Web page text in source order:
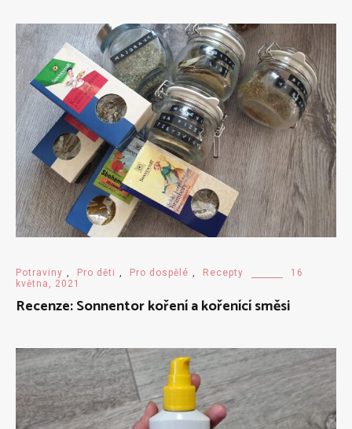
Potraviny , Pro děti , Pro dospělé , Recepty
16
května, 2021
Recenze: Sonnentor koření a kořenící směsi